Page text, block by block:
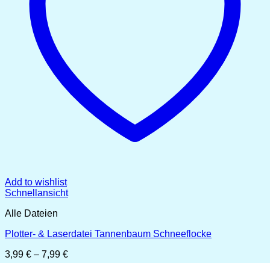
Add to wishlist
Schnellansicht
Alle Dateien
Plotter- & Laserdatei Tannenbaum Schneeflocke
3,99 € – 7,99 €Preisspanne: